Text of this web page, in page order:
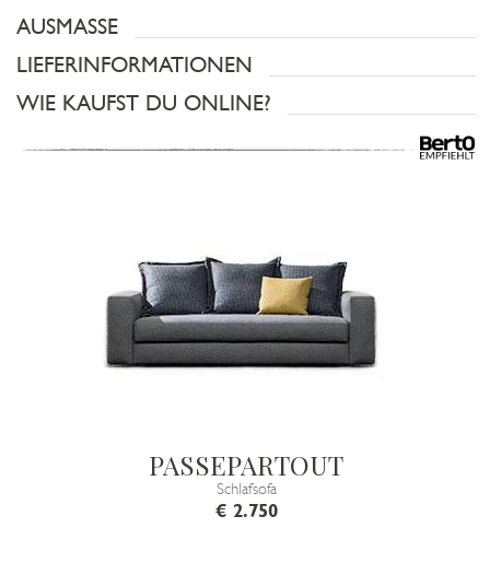
AUSMASSE
LIEFERINFORMATIONEN
WIE KAUFST DU ONLINE?
PASSEPARTOUT
Schlafsofa
€ 2.750